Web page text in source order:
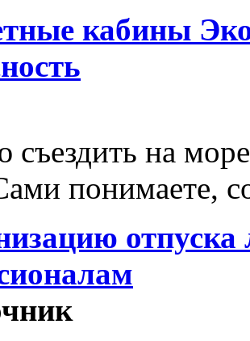
кабины
съездить на
понимаете,
отпуска